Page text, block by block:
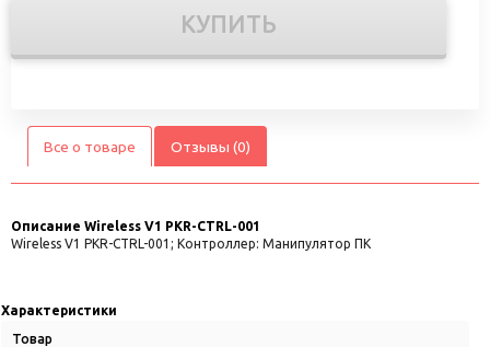
КУПИТЬ
Все о товаре Отзывы (0)
Описание Wireless V1 PKR-CTRL-001
Wireless V1 PKR-CTRL-001; Контроллер: Манипулятор ПК
Характеристики
Товар